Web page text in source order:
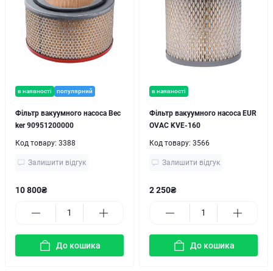
в наявності популярний
Фільтр вакуумного насоса Bec
ker 90951200000
Код товару: 3388
Залишити відгук
10 800₴
До кошика
в наявності
Фільтр вакуумного насоса EUR
OVAC KVE-160
Код товару: 3566
Залишити відгук
2 250₴
До кошика